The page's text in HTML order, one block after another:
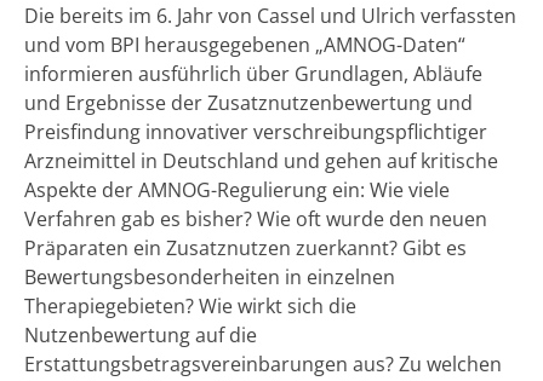
Die bereits im 6. Jahr von Cassel und Ulrich verfassten
und vom BPI herausgegebenen „AMNOG-Daten“
informieren ausführlich über Grundlagen, Abläufe
und Ergebnisse der Zusatznutzenbewertung und
Preisfindung innovativer verschreibungspflichtiger
Arzneimittel in Deutschland und gehen auf kritische
Aspekte der AMNOG-Regulierung ein: Wie viele
Verfahren gab es bisher? Wie oft wurde den neuen
Präparaten ein Zusatznutzen zuerkannt? Gibt es
Bewertungsbesonderheiten in einzelnen
Therapiegebieten? Wie wirkt sich die
Nutzenbewertung auf die
Erstattungsbetragsvereinbarungen aus? Zu welchen